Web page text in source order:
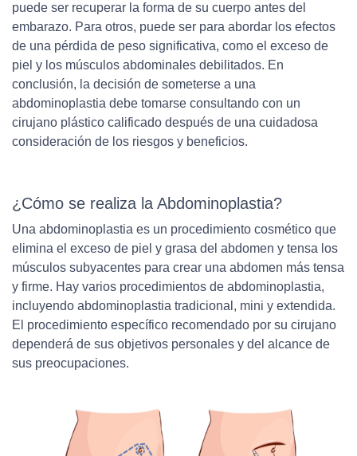
puede ser recuperar la forma de su cuerpo antes del
embarazo. Para otros, puede ser para abordar los efectos
de una pérdida de peso significativa, como el exceso de
piel y los músculos abdominales debilitados. En
conclusión, la decisión de someterse a una
abdominoplastia debe tomarse consultando con un
cirujano plástico calificado después de una cuidadosa
consideración de los riesgos y beneficios.
¿Cómo se realiza la Abdominoplastia?
Una abdominoplastia es un procedimiento cosmético que
elimina el exceso de piel y grasa del abdomen y tensa los
músculos subyacentes para crear una abdomen más tensa
y firme. Hay varios procedimientos de abdominoplastia,
incluyendo abdominoplastia tradicional, mini y extendida.
El procedimiento específico recomendado por su cirujano
dependerá de sus objetivos personales y del alcance de
sus preocupaciones.